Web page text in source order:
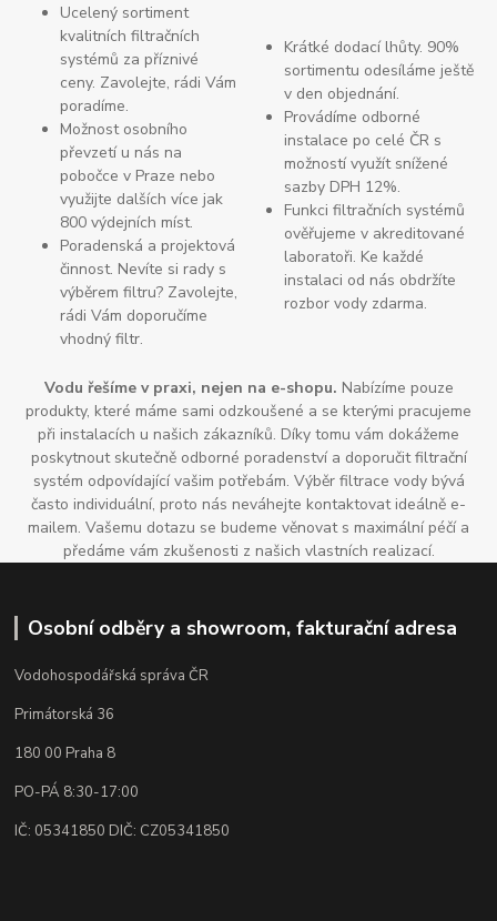
Ucelený sortiment
kvalitních filtračních
systémů za příznivé
ceny. Zavolejte, rádi Vám
poradíme.
Možnost osobního
převzetí u nás na
pobočce v Praze nebo
využijte dalších více jak
800 výdejních míst.
Poradenská a projektová
činnost. Nevíte si rady s
výběrem filtru? Zavolejte,
rádi Vám doporučíme
vhodný filtr.
Krátké dodací lhůty. 90%
sortimentu odesíláme ještě
v den objednání.
Provádíme odborné
instalace po celé ČR s
možností využít snížené
sazby DPH 12%.
Funkci filtračních systémů
ověřujeme v akreditované
laboratoři. Ke každé
instalaci od nás obdržíte
rozbor vody zdarma.
Vodu řešíme v praxi, nejen na e-shopu. Nabízíme pouze
produkty, které máme sami odzkoušené a se kterými pracujeme
při instalacích u našich zákazníků. Díky tomu vám dokážeme
poskytnout skutečně odborné poradenství a doporučit filtrační
systém odpovídající vašim potřebám. Výběr filtrace vody bývá
často individuální, proto nás neváhejte kontaktovat ideálně e-
mailem. Vašemu dotazu se budeme věnovat s maximální péčí a
předáme vám zkušenosti z našich vlastních realizací.
Osobní odběry a showroom, fakturační adresa
Vodohospodářská správa ČR
Primátorská 36
180 00 Praha 8
PO-PÁ 8:30-17:00
IČ: 05341850 DIČ: CZ05341850